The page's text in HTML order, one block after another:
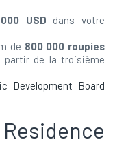
USD dans votre
de 800 000 roupies
partir de la troisième
Development Board